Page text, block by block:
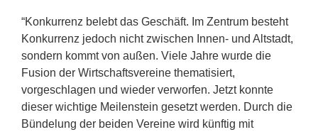
“Konkurrenz belebt das Geschäft. Im Zentrum besteht
Konkurrenz jedoch nicht zwischen Innen- und Altstadt,
sondern kommt von außen. Viele Jahre wurde die
Fusion der Wirtschaftsvereine thematisiert,
vorgeschlagen und wieder verworfen. Jetzt konnte
dieser wichtige Meilenstein gesetzt werden. Durch die
Bündelung der beiden Vereine wird künftig mit